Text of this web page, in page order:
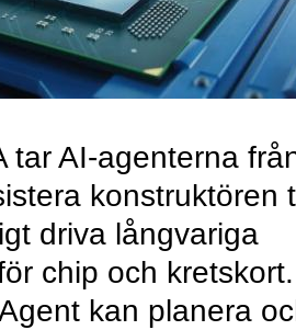
tar AI-agenterna
konstruktören
driva långvariga
chip och kretskort.
kan planera